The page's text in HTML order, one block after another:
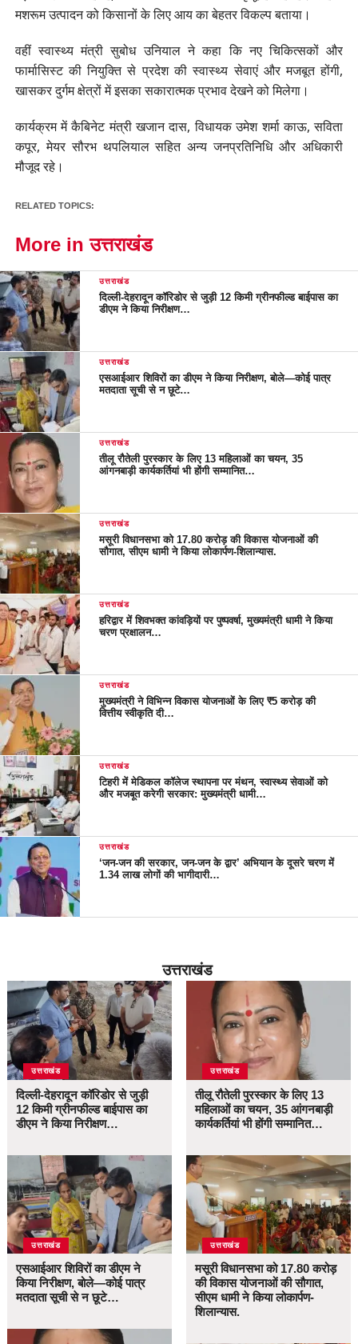
मशरूम उत्पादन को किसानों के लिए आय का बेहतर विकल्प बताया।
वहीं स्वास्थ्य मंत्री सुबोध उनियाल ने कहा कि नए चिकित्सकों और
फार्मासिस्ट की नियुक्ति से प्रदेश की स्वास्थ्य सेवाएं और मजबूत होंगी,
खासकर दुर्गम क्षेत्रों में इसका सकारात्मक प्रभाव देखने को मिलेगा।
कार्यक्रम में कैबिनेट मंत्री खजान दास, विधायक उमेश शर्मा काऊ, सविता
कपूर, मेयर सौरभ थपलियाल सहित अन्य जनप्रतिनिधि और अधिकारी
मौजूद रहे।
RELATED TOPICS:
More in उत्तराखंड
उत्तराखंड
दिल्ली-देहरादून कॉरिडोर से जुड़ी 12 किमी ग्रीनफील्ड बाईपास का
डीएम ने किया निरीक्षण…
उत्तराखंड
एसआईआर शिविरों का डीएम ने किया निरीक्षण, बोले—कोई पात्र
मतदाता सूची से न छूटे…
उत्तराखंड
तीलू रौतेली पुरस्कार के लिए 13 महिलाओं का चयन, 35
आंगनबाड़ी कार्यकर्तियां भी होंगी सम्मानित…
उत्तराखंड
मसूरी विधानसभा को 17.80 करोड़ की विकास योजनाओं की
सौगात, सीएम धामी ने किया लोकार्पण-शिलान्यास.
उत्तराखंड
हरिद्वार में शिवभक्त कांवड़ियों पर पुष्पवर्षा, मुख्यमंत्री धामी ने किया
चरण प्रक्षालन…
उत्तराखंड
मुख्यमंत्री ने विभिन्न विकास योजनाओं के लिए ₹5 करोड़ की
वित्तीय स्वीकृति दी…
उत्तराखंड
टिहरी में मेडिकल कॉलेज स्थापना पर मंथन, स्वास्थ्य सेवाओं को
और मजबूत करेगी सरकार: मुख्यमंत्री धामी…
उत्तराखंड
‘जन-जन की सरकार, जन-जन के द्वार’ अभियान के दूसरे चरण में
1.34 लाख लोगों की भागीदारी…
उत्तराखंड
उत्तराखंड
दिल्ली-देहरादून कॉरिडोर से जुड़ी
12 किमी ग्रीनफील्ड बाईपास का
डीएम ने किया निरीक्षण…
उत्तराखंड
एसआईआर शिविरों का डीएम ने
किया निरीक्षण, बोले—कोई पात्र
मतदाता सूची से न छूटे…
उत्तराखंड
तीलू रौतेली पुरस्कार के लिए 13
महिलाओं का चयन, 35 आंगनबाड़ी
कार्यकर्तियां भी होंगी सम्मानित…
उत्तराखंड
मसूरी विधानसभा को 17.80 करोड़
की विकास योजनाओं की सौगात,
सीएम धामी ने किया लोकार्पण-
शिलान्यास.